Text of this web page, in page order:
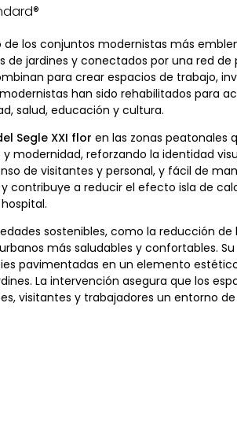
de los conjuntos modernistas más
de jardines y conectados por una red
para crear espacios de trabajo,
han sido rehabilitados para
salud, educación y cultura.
Segle XXI flor en las zonas peatonales
modernidad, reforzando la identidad
de visitantes y personal, y fácil de
contribuye a reducir el efecto isla de
sostenibles, como la reducción
más saludables y confortables.
pavimentadas en un elemento
La intervención asegura que los
visitantes y trabajadores un entorno